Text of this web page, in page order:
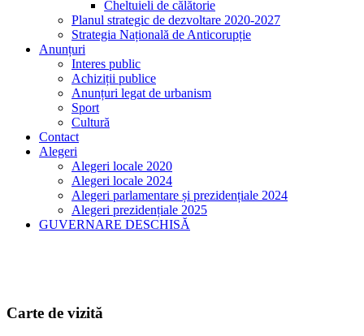
Cheltuieli de călătorie
Planul strategic de dezvoltare 2020-2027
Strategia Națională de Anticorupție
Anunțuri
Interes public
Achiziții publice
Anunțuri legat de urbanism
Sport
Cultură
Contact
Alegeri
Alegeri locale 2020
Alegeri locale 2024
Alegeri parlamentare și prezidențiale 2024
Alegeri prezidențiale 2025
GUVERNARE DESCHISĂ
Carte de vizită